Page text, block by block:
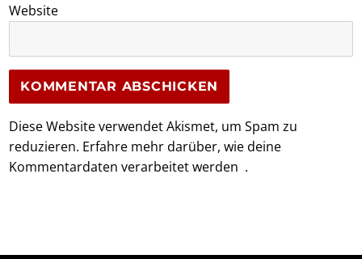
Website
Diese Website verwendet Akismet, um Spam zu
reduzieren. Erfahre mehr darüber, wie deine
Kommentardaten verarbeitet werden .